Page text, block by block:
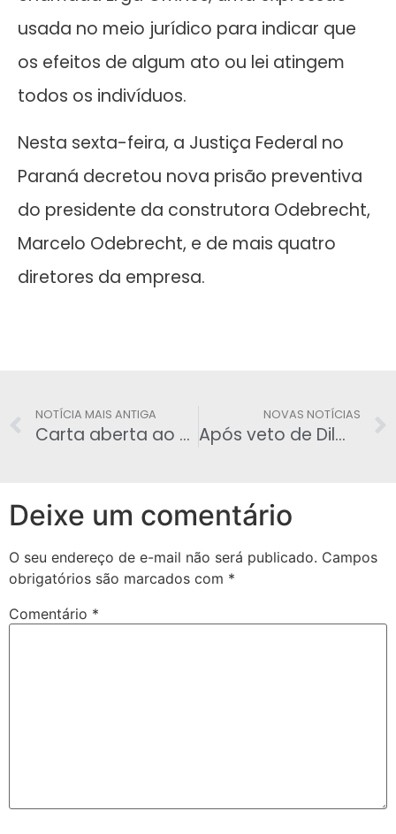
usada no meio jurídico para indicar que
os efeitos de algum ato ou lei atingem
todos os indivíduos.
Nesta sexta-feira, a Justiça Federal no
Paraná decretou nova prisão preventiva
do presidente da construtora Odebrecht,
Marcelo Odebrecht, e de mais quatro
diretores da empresa.
NOTÍCIA MAIS ANTIGA
Carta aberta ao Ministro Presidente do STF
NOVAS NOTÍCIAS
Após veto de Dilma, Governo volta a negociar reajuste do Judiciário
Deixe um comentário
O seu endereço de e-mail não será publicado. Campos
obrigatórios são marcados com *
Comentário *